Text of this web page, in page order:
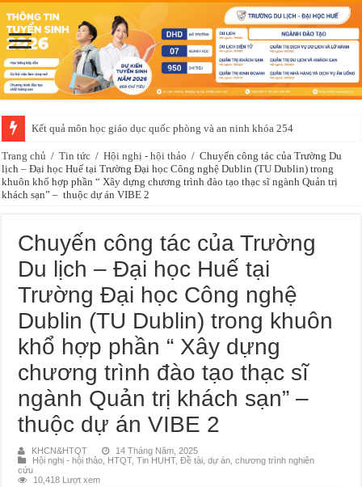
Kết quả môn học giáo dục quốc phòng và an ninh khóa 254
Trang chủ / Tin tức / Hội nghị - hội thảo / Chuyến công tác của Trường Du
lịch – Đại học Huế tại Trường Đại học Công nghệ Dublin (TU Dublin) trong
khuôn khổ hợp phần “ Xây dựng chương trình đào tạo thạc sĩ ngành Quản trị
khách sạn” – thuộc dự án VIBE 2
Chuyến công tác của Trường
Du lịch – Đại học Huế tại
Trường Đại học Công nghệ
Dublin (TU Dublin) trong khuôn
khổ hợp phần “ Xây dựng
chương trình đào tạo thạc sĩ
ngành Quản trị khách sạn” –
thuộc dự án VIBE 2
KHCN&HTQT
14 Tháng Năm, 2025
Hội nghị - hội thảo HTQT,Tin HUHT,Đề tài, dự án, chương trình nghiên
cứu
10,418 Lượt xem